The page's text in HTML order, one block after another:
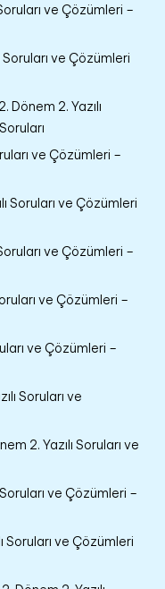
ve Çözümleri –
Soruları ve Çözümleri
Dönem 2. Yazılı
ve Çözümleri –
Soruları ve Çözümleri
ve Çözümleri –
ve Çözümleri –
ve Çözümleri –
Soruları ve
2. Yazılı Soruları ve
Soruları ve Çözümleri –
Soruları ve Çözümleri